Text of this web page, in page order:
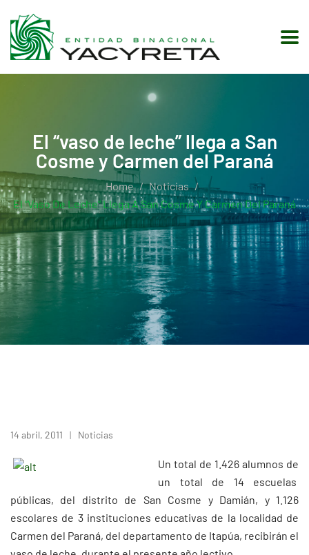
El “vaso de leche” llega a San
Cosme y Carmen del Paraná
Home
Noticias
El “vaso De Leche” Llega A San Cosme Y Carmen Del Paraná
14 abril, 2011 Noticias
Un total de 1.426 alumnos de
un total de 14 escuelas
públicas, del distrito de San Cosme y Damián, y 1.126
escolares de 3 instituciones educativas de la localidad de
Carmen del Paraná, del departamento de Itapúa, recibirán el